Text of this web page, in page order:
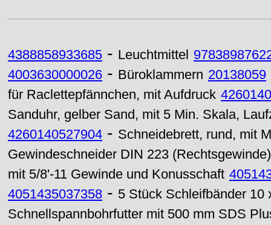
4388858933685 - Leuchtmittel
4003630000026 - Büroklammern 20138059
für Raclettepfännchen, mit Aufdruck
Sanduhr, gelber Sand, mit 5 Min. Skala,
4260140527904 - Schneidebrett, rund, mit
Gewindeschneider DIN 223 (Rechtsgewinde)
mit 5/8'-11 Gewinde und Konusschaft
4051435037358 - 5 Stück Schleifbänder 10
Schnellspannbohrfutter mit 500 mm SDS